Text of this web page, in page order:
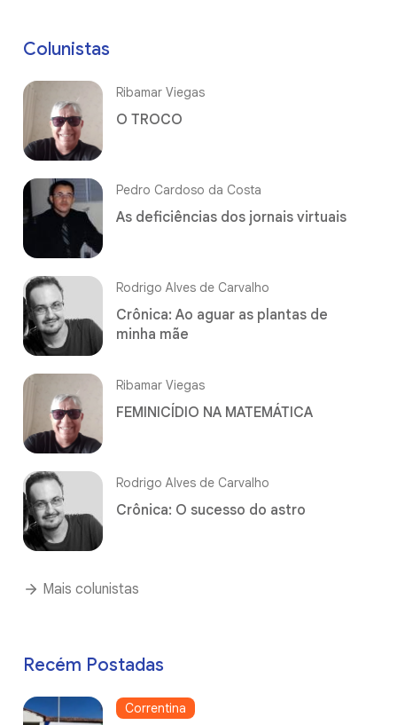
Colunistas
Ribamar Viegas
O TROCO
Pedro Cardoso da Costa
As deficiências dos jornais virtuais
Rodrigo Alves de Carvalho
Crônica: Ao aguar as plantas de
minha mãe
Ribamar Viegas
FEMINICÍDIO NA MATEMÁTICA
Rodrigo Alves de Carvalho
Crônica: O sucesso do astro
Mais colunistas
Recém Postadas
Correntina